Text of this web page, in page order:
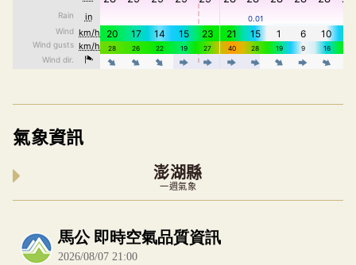
氣象資訊
澎湖縣
一週氣象
內嵌空氣品質小工具為視覺預覽，完整即時空